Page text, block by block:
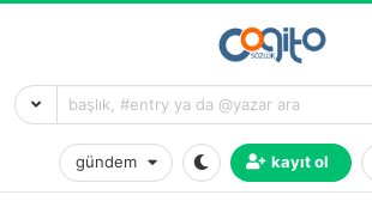
gündem kayıt ol